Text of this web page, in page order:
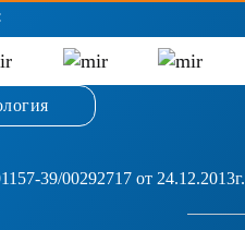
39/00292717 от 24.12.2013г.